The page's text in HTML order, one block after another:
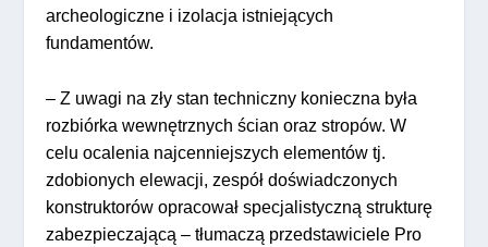
archeologiczne i izolacja istniejących
fundamentów.
– Z uwagi na zły stan techniczny konieczna była
rozbiórka wewnętrznych ścian oraz stropów. W
celu ocalenia najcenniejszych elementów tj.
zdobionych elewacji, zespół doświadczonych
konstruktorów opracował specjalistyczną strukturę
zabezpieczającą – tłumaczą przedstawiciele Pro